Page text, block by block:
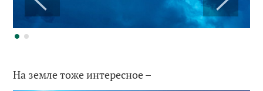
На земле тоже интересное –